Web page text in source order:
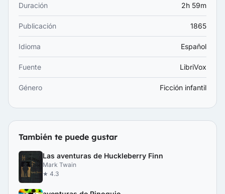
Duración 2h 59m
Publicación 1865
Idioma Español
Fuente LibriVox
Género Ficción infantil
También te puede gustar
Las aventuras de Huckleberry Finn
Mark Twain
★ 4.3